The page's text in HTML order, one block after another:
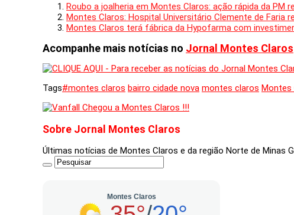
Roubo a joalheria em Montes Claros: ação rápida da
Montes Claros: Hospital Universitário Clemente de Faria
Montes Claros terá fábrica da Hypofarma com
Acompanhe mais notícias no Jornal Montes Claros
Tags#montes claros bairro cidade nova montes claros Montes
Sobre Jornal Montes Claros
Últimas notícias de Montes Claros e da região Norte de Minas